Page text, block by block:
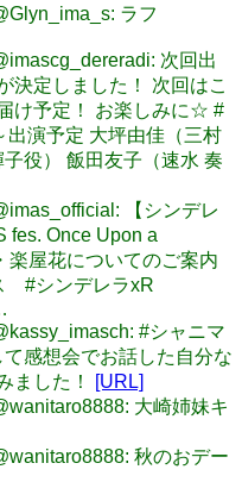
ラフ
次回出
決定しました！ 次回はこ
け予定！ お楽しみに☆ #
出演予定 大坪由佳（三村
役） 飯田友子（速水 奏
【シンデレ
fes. Once Upon a
楽屋花についてのご案内
#シンデレラxR
#シャニマ
感想会でお話した自分な
ました！
[URL]
大崎姉妹キ
秋のおデー